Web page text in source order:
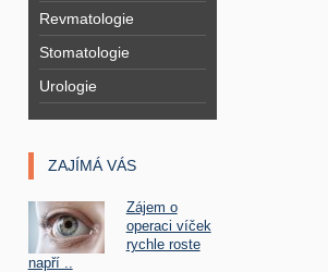
Revmatologie
Stomatologie
Urologie
ZAJÍMÁ VÁS
Zájem o
operaci víček
rychle roste
napří ..